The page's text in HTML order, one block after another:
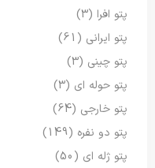
پتو افرا (3)
پتو ایرانی (61)
پتو چینی (3)
پتو حوله ای (3)
پتو خارجی (64)
پتو دو نفره (149)
پتو ژله ای (50)